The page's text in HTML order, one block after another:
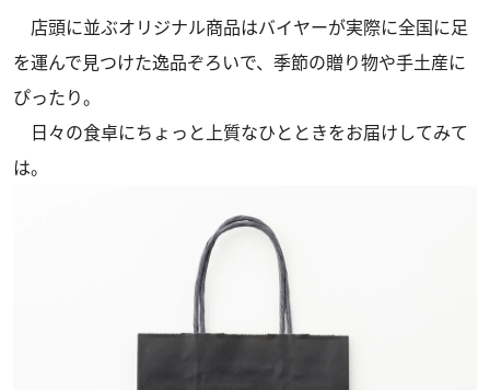
店頭に並ぶオリジナル商品はバイヤーが実際に全国に足
を運んで見つけた逸品ぞろいで、季節の贈り物や手土産に
ぴったり。
日々の食卓にちょっと上質なひとときをお届けしてみて
は。